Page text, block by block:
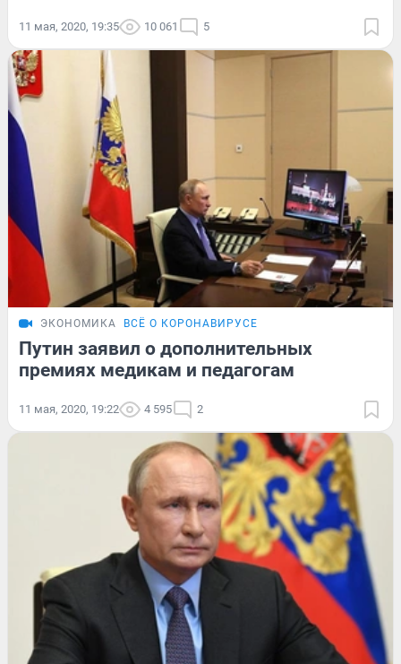
11 мая, 2020, 19:35 10 061 5
ЭКОНОМИКА ВСЁ О КОРОНАВИРУСЕ
Путин заявил о дополнительных
премиях медикам и педагогам
11 мая, 2020, 19:22 4 595 2